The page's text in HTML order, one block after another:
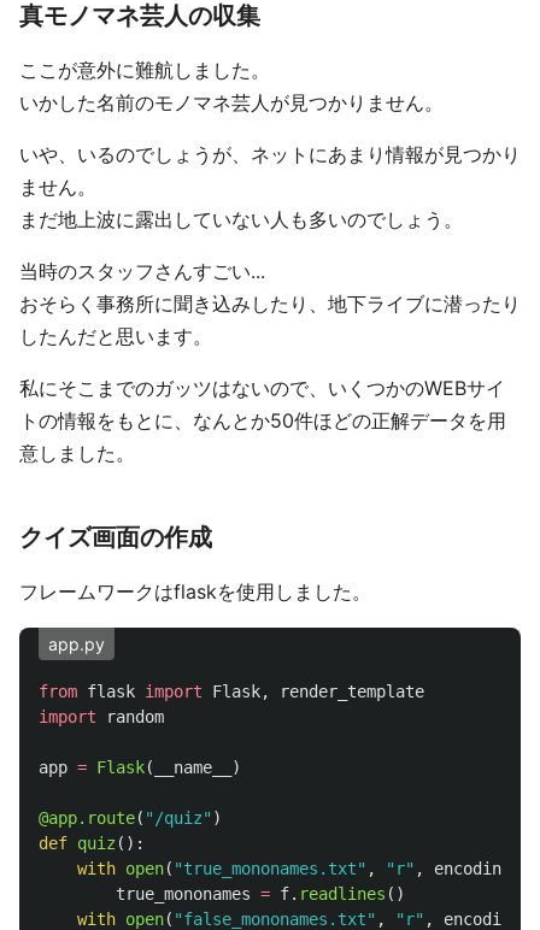
真モノマネ芸人の収集
ここが意外に難航しました。
いかした名前のモノマネ芸人が見つかりません。
いや、いるのでしょうが、ネットにあまり情報が見つかり
ません。
まだ地上波に露出していない人も多いのでしょう。
当時のスタッフさんすごい...
おそらく事務所に聞き込みしたり、地下ライブに潜ったり
したんだと思います。
私にそこまでのガッツはないので、いくつかのWEBサイ
トの情報をもとに、なんとか50件ほどの正解データを用
意しました。
クイズ画面の作成
フレームワークはflaskを使用しました。
app.py
from flask import Flask,
render_template
import
random
app = Flask( __name__ )
@app.route( " /quiz" )
def quiz ():
with open( "true_mononames.txt" , " r" , encoding
true_mononames = f. readlines ()
with open( "false_mononames.txt" , " r" , encoding